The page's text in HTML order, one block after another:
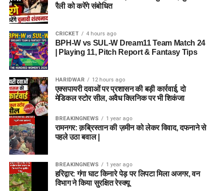
रैली को करेंगे संबोधित
CRICKET 4 hours ago
BPH-W vs SUL-W Dream11 Team Match 24
| Playing 11, Pitch Report & Fantasy Tips
HARIDWAR 12 hours ago
एक्सपायरी दवाओं पर प्रशासन की बड़ी कार्रवाई, दो
मेडिकल स्टोर सील, अवैध क्लिनिक पर भी शिकंजा
BREAKINGNEWS 1 year ago
रामनगर: क़ब्रिस्तान की ज़मीन को लेकर विवाद, दफनाने से
पहले उठा बवाल |
BREAKINGNEWS 1 year ago
हरिद्वार: गंगा घाट किनारे पेड़ पर लिपटा मिला अजगर, वन
विभाग ने किया सुरक्षित रेस्क्यू